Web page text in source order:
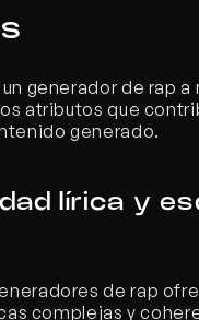
generador de rap a
atributos que
generado.
lírica y
de rap
complejas y